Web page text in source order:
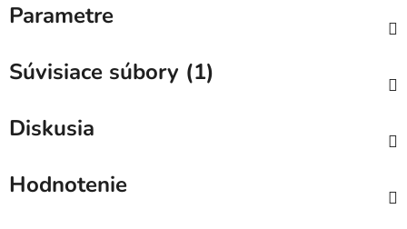
Parametre
Súvisiace súbory (1)
Diskusia
Hodnotenie